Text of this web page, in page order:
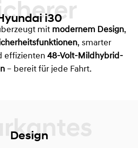
i30
mit modernem Design,
, smarter
effizienten 48-Volt-Mildhybrid-
– bereit für jede Fahrt.
Design